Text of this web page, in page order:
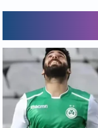
גואטה, לחצו על